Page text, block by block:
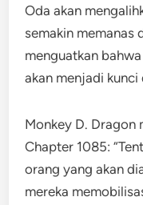
Oda akan
semakin memanas
menguatkan bahwa
akan menjadi
Monkey D. Dragon
Chapter 1085:
orang yang akan
mereka